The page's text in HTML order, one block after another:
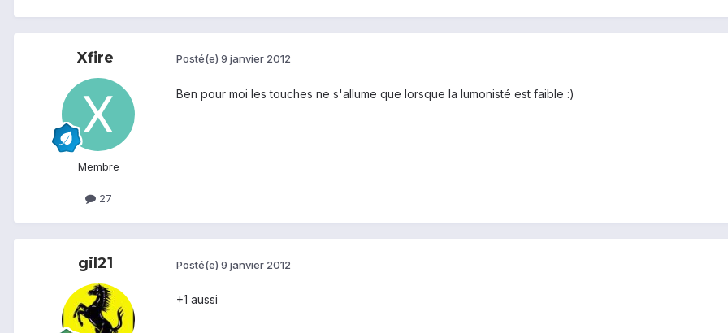
Xfire
Membre
27
Posté(e) 9 janvier 2012
Ben pour moi les touches ne s'allume que lorsque la lumonisté est faible :)
gil21 Posté(e) 9 janvier 2012
+1 aussi